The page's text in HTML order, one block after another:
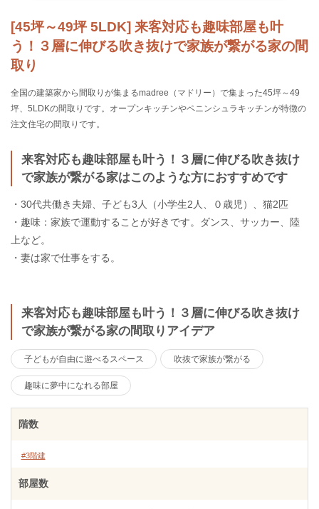
[45坪～49坪 5LDK] 来客対応も趣味部屋も叶
う！３層に伸びる吹き抜けで家族が繋がる家の間
取り
全国の建築家から間取りが集まるmadree（マドリー）で集まった45坪～49
坪、5LDKの間取りです。オープンキッチンやペニンシュラキッチンが特徴の
注文住宅の間取りです。
来客対応も趣味部屋も叶う！３層に伸びる吹き抜け
で家族が繋がる家はこのような方におすすめです
・30代共働き夫婦、子ども3人（小学生2人、０歳児）、猫2匹
・趣味：家族で運動することが好きです。ダンス、サッカー、陸
上など。
・妻は家で仕事をする。
来客対応も趣味部屋も叶う！３層に伸びる吹き抜け
で家族が繋がる家の間取りアイデア
子どもが自由に遊べるスペース 吹抜で家族が繋がる
趣味に夢中になれる部屋
階数
#3階建
部屋数